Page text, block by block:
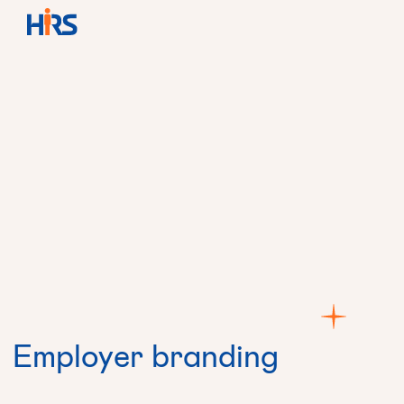
Employer branding